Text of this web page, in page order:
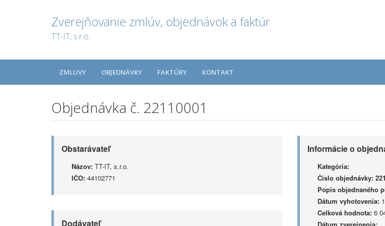
Zverejňovanie zmlúv, objednávok a faktúr
TT-IT, s.r.o.
ZMLUVY OBJEDNÁVKY FAKTÚRY KONTAKT
Objednávka č. 22110001
Obstarávateľ
Názov: TT-IT, s.r.o.
IČO: 44102771
Dodávateľ
Informácie o
Kategória:
Číslo objednávky:
Popis objednaného
Dátum vyhotovenia:
Celková hodnota:6